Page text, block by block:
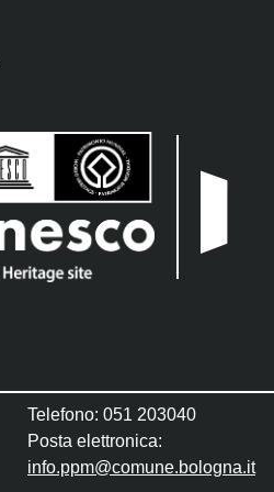
Telefono: 051 203040
Posta elettronica:
info.ppm@comune.bologna.it